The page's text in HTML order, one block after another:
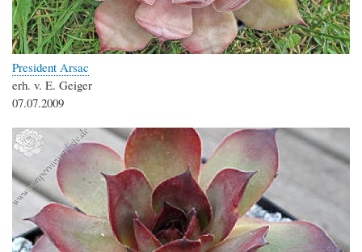
President Arsac
erh. v. E. Geiger
07.07.2009